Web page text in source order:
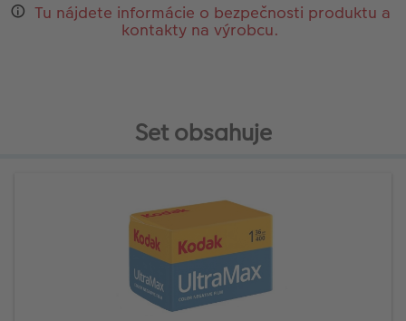
Tu nájdete informácie o bezpečnosti produktu a
kontakty na výrobcu.
Set obsahuje